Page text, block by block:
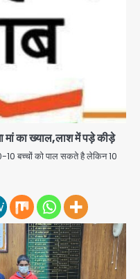
का ख्याल,लाश में पड़े कीड़े
बच्चों को पाल सकते है लेकिन 10